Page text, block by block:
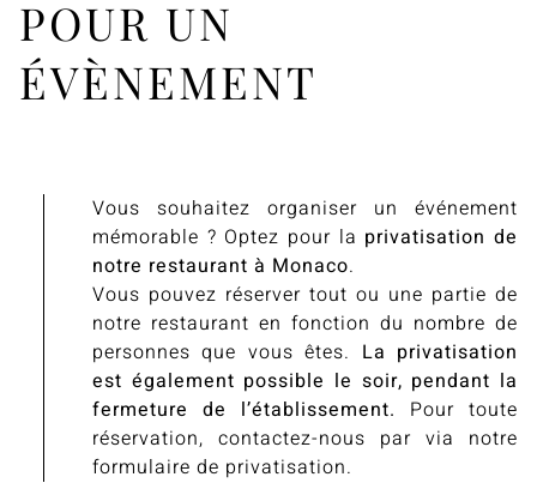
POUR UN
ÉVÈNEMENT
Vous souhaitez organiser un événement
mémorable ? Optez pour la privatisation de
notre restaurant à Monaco.
Vous pouvez réserver tout ou une partie de
notre restaurant en fonction du nombre de
personnes que vous êtes. La privatisation
est également possible le soir, pendant la
fermeture de l’établissement. Pour toute
réservation, contactez-nous par via notre
formulaire de privatisation.